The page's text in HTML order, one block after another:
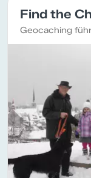
Find the